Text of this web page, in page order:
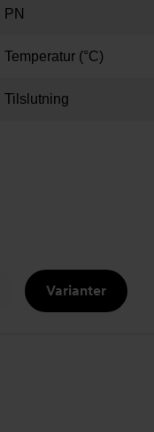
PN
Temperatur (°C)
Tilslutning
Varianter